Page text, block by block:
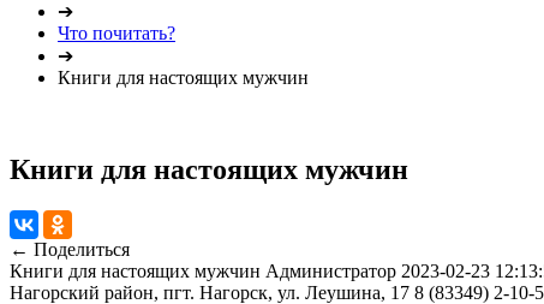
➔
Что почитать?
➔
Книги для настоящих мужчин
Книги для настоящих мужчин
← Поделиться
Книги для настоящих мужчин Администратор 2023-02-23
Нагорский район, пгт. Нагорск, ул. Леушина, 17 8 (83349) 2-10-